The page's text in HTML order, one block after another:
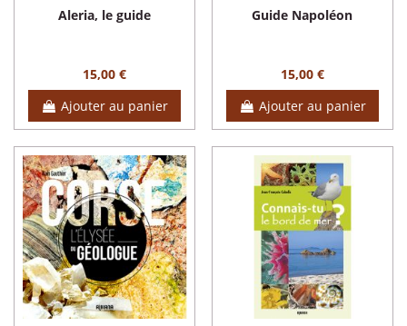
Aleria, le guide
15,00 €
Ajouter au panier
Guide Napoléon
15,00 €
Ajouter au panier